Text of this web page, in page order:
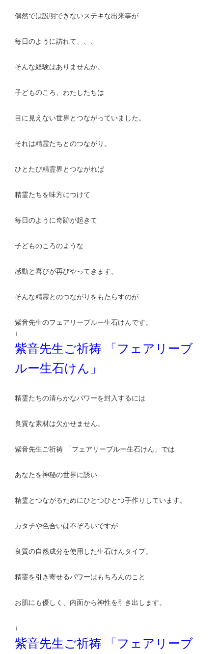
偶然では説明できないステキな出来事が
毎日のように訪れて、、、
そんな経験はありませんか。
子どものころ、わたしたちは
目に見えない世界とつながっていました。
それは精霊たちとのつながり。
ひとたび精霊界とつながれば
精霊たちを味方につけて
毎日のように奇跡が起きて
子どものころのような
感動と喜びが再びやってきます。
そんな精霊とのつながりをもたらすのが
紫音先生のフェアリーブルー生石けんです。
↓
紫音先生ご祈祷 「フェアリーブ
ルー生石けん」
精霊たちの清らかなパワーを封入するには
良質な素材は欠かせません。
紫音先生ご祈祷 「フェアリーブルー生石けん」では
あなたを神秘の世界に誘い
精霊とつながるためにひとつひとつ手作りしています。
カタチや色合いは不ぞろいですが
良質の自然成分を使用した生石けんタイプ。
精霊を引き寄せるパワーはもちろんのこと
お肌にも優しく、内面から神性を引き出します。
↓
紫音先生ご祈祷 「フェアリーブ